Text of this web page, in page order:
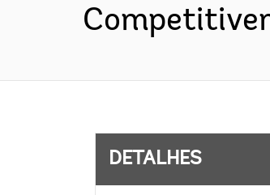
DETALHES